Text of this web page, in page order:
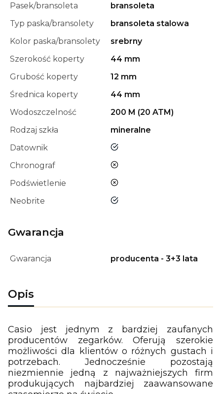
Pasek/bransoleta
bransoleta
Typ paska/bransolety
bransoleta stalowa
Kolor paska/bransolety
srebrny
Szerokość koperty
44 mm
Grubość koperty
12 mm
Średnica koperty
44 mm
Wodoszczelność
200 M (20 ATM)
Rodzaj szkła
mineralne
Datownik
tak
Chronograf
nie
Podświetlenie
nie
Neobrite
tak
Gwarancja
Gwarancja producenta - 3+3 lata
Opis
Casio jest jednym z bardziej zaufanych
producentów zegarków. Oferują szerokie
możliwości dla klientów o różnych gustach i
potrzebach. Jednocześnie pozostają
niezmiennie jedną z najważniejszych firm
produkujących najbardziej zaawansowane